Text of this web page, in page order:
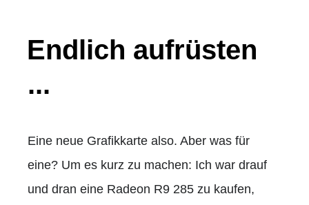
Endlich aufrüsten
...
Eine neue Grafikkarte also. Aber was für
eine? Um es kurz zu machen: Ich war drauf
und dran eine Radeon R9 285 zu kaufen,